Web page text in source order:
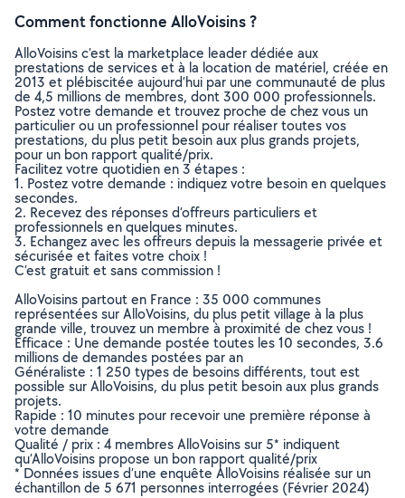
Comment fonctionne AlloVoisins ?
AlloVoisins c’est la marketplace leader dédiée aux
prestations de services et à la location de matériel, créée en
2013 et plébiscitée aujourd’hui par une communauté de plus
de 4,5 millions de membres, dont 300 000 professionnels.
Postez votre demande et trouvez proche de chez vous un
particulier ou un professionnel pour réaliser toutes vos
prestations, du plus petit besoin aux plus grands projets,
pour un bon rapport qualité/prix.
Facilitez votre quotidien en 3 étapes :
1. Postez votre demande : indiquez votre besoin en quelques
secondes.
2. Recevez des réponses d’offreurs particuliers et
professionnels en quelques minutes.
3. Echangez avec les offreurs depuis la messagerie privée et
sécurisée et faites votre choix !
C’est gratuit et sans commission !
AlloVoisins partout en France : 35 000 communes
représentées sur AlloVoisins, du plus petit village à la plus
grande ville, trouvez un membre à proximité de chez vous !
Efficace : Une demande postée toutes les 10 secondes, 3.6
millions de demandes postées par an
Généraliste : 1 250 types de besoins différents, tout est
possible sur AlloVoisins, du plus petit besoin aux plus grands
projets.
Rapide : 10 minutes pour recevoir une première réponse à
votre demande
Qualité / prix : 4 membres AlloVoisins sur 5* indiquent
qu’AlloVoisins propose un bon rapport qualité/prix
* Données issues d’une enquête AlloVoisins réalisée sur un
échantillon de 5 671 personnes interrogées (Février 2024)